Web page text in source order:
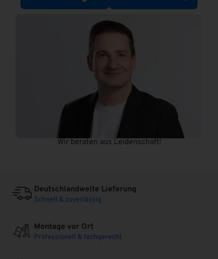
Wir beraten aus Leidenschaft!
Deutschlandweite Lieferung
Schnell & zuverlässig
Montage vor Ort
Professionell & fachgerecht